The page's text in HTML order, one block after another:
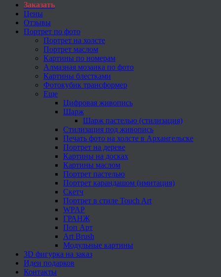
Заказать
Цены
Отзывы
Портрет по фото
Портрет на холсте
Портрет маслом
Картины по номерам
Алмазная мозаика по фото
Картины блестками
Фотокубик трансформер
Еще
Цифровая живопись
Шарж
Шарж пастелью (стилизация)
Стилизация под живопись
Печать фото на холсте в Архангельске
Портрет на дереве
Картины на досках
Картины маслом
Портрет пастелью
Портрет карандашом (имитация)
Скетч
Портрет в стиле Touch Art
WPAP
ГРАНЖ
Поп Арт
Art Brush
Модульные картины
3D фигурка на заказ
Идеи подарков
Контакты